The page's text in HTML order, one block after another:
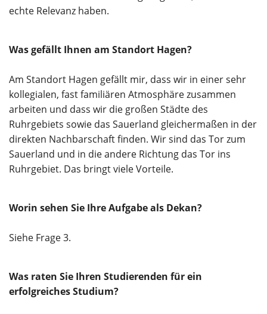
echte Relevanz haben.
Was gefällt Ihnen am Standort Hagen?
Am Standort Hagen gefällt mir, dass wir in einer sehr
kollegialen, fast familiären Atmosphäre zusammen
arbeiten und dass wir die großen Städte des
Ruhrgebiets sowie das Sauerland gleichermaßen in der
direkten Nachbarschaft finden. Wir sind das Tor zum
Sauerland und in die andere Richtung das Tor ins
Ruhrgebiet. Das bringt viele Vorteile.
Worin sehen Sie Ihre Aufgabe als Dekan?
Siehe Frage 3.
Was raten Sie Ihren Studierenden für ein
erfolgreiches Studium?